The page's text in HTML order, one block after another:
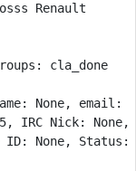
cla_done
None, email:
IRC Nick: None,
ID: None, Status: